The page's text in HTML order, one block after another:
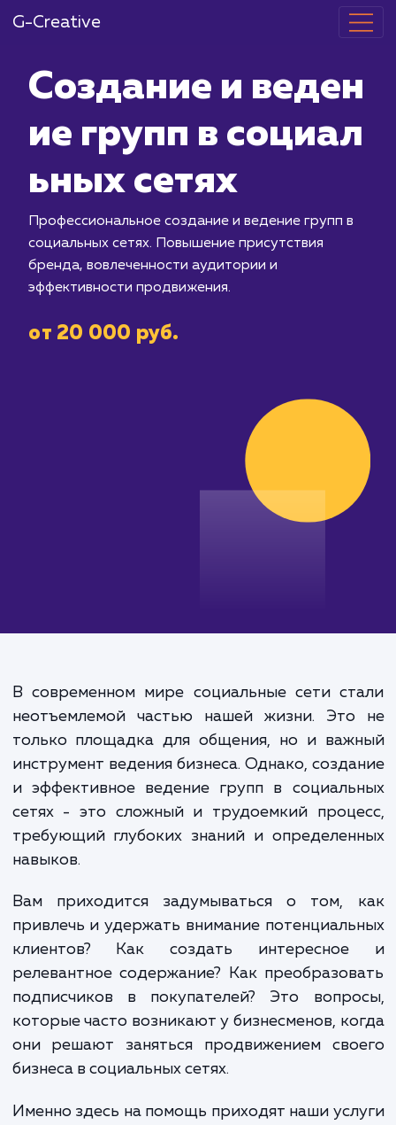
G-Creative
Создание и
ие групп в
ьных сетях
социальных сетях. Повышение
эффективности продвижения.
от 20 000 руб.
В современном мире социальные сети
неотъемлемой частью нашей жизни.
только площадка для общения, но и
инструмент ведения бизнеса. Однако,
сетях - это сложный и трудоемкий
требующий глубоких знаний и
навыков.
Вам приходится задумываться о том,
привлечь и удержать внимание
клиентов? Как создать
релевантное содержание? Как
подписчиков в покупателей? Это